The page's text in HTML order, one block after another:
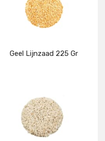
Geel Lijnzaad 225 Gr
Details